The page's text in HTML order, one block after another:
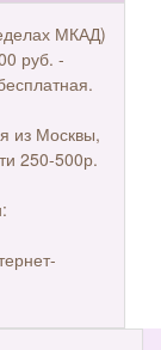
МКАД)
руб. -
из Москвы,
250-500р.